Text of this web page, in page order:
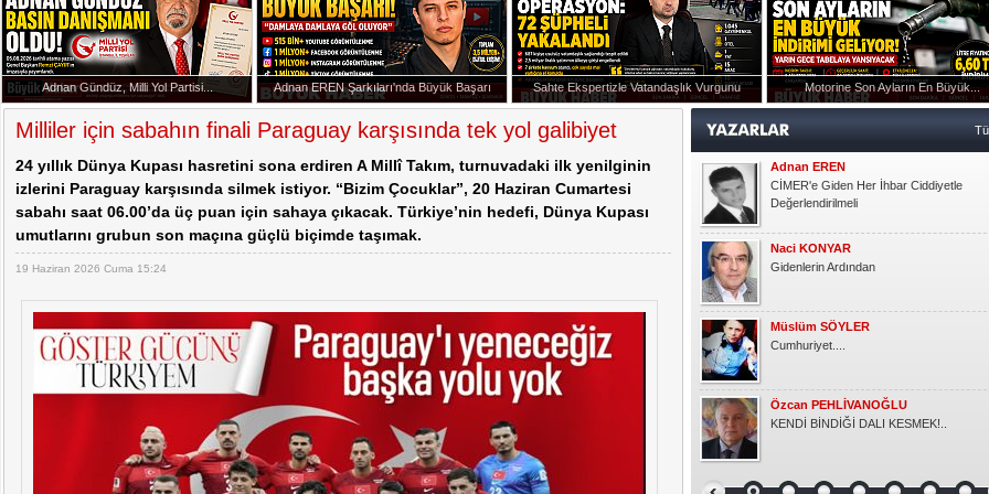
Cem Küçük Soruşturmasında Yeni İddialar
Başkan Erdoğan Anıtkabir'de
20:07 -Adnan Gündüz, Milli Yol Partisi Basın Danışmanlığı Görevine Atandı
Adnan Gündüz, Milli Yol Partisi... Adnan EREN Şarkıları'nda Büyük Başarı Sahte Ekspertizle Vatandaşlık Vurgunu Motorine Son Ayların En Büyük...
Milliler için sabahın finali Paraguay karşısında tek yol galibiyet
24 yıllık Dünya Kupası hasretini sona erdiren A Millî Takım, turnuvadaki ilk yenilginin
izlerini Paraguay karşısında silmek istiyor. “Bizim Çocuklar”, 20 Haziran Cumartesi
sabahı saat 06.00’da üç puan için sahaya çıkacak. Türkiye’nin hedefi, Dünya Kupası
umutlarını grubun son maçına güçlü biçimde taşımak.
19 Haziran 2026 Cuma 15:24
Müslüm SÖYLER
Cumhuriyet....
Özcan PEHLİVANOĞLU
Okşan Yücel
Ruh Eşinden
Semra KAYGUN
Gönlüm
Gündoğdu YILDIRIM
HER ÇOCUK ÖZELDİR!
Kasım KOÇAK
YARIM ELMA